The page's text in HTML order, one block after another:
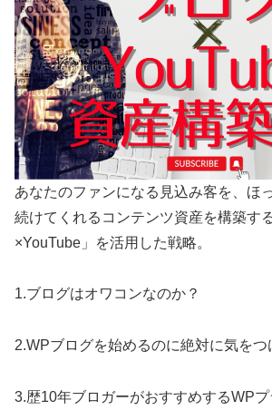
あなたのファンになる見込み客を、ほ
続けてくれるコンテンツ資産を構築す
×YouTube」を活用した戦略。
1.ブログはオワコンなのか？
2.WPブログを始めるのに絶対に気をつ
3.歴10年ブロガーがおすすめするWP